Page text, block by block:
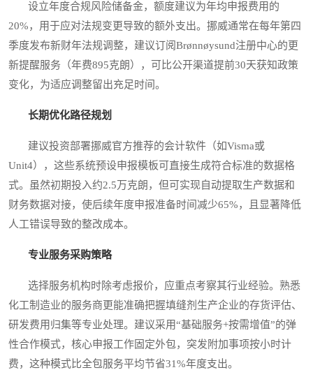
设立年度合规风险储备金，额度建议为年均申报费用的
20%，用于应对法规变更导致的额外支出。挪威通常在每年第四
季度发布新财年法规调整，建议订阅Brønnøysund注册中心的更
新提醒服务（年费895克朗），可比公开渠道提前30天获知政策
变化，为适应调整留出充足时间。
长期优化路径规划
建议投资部署挪威官方推荐的会计软件（如Visma或
Unit4），这些系统预设申报模板可直接生成符合标准的数据格
式。虽然初期投入约2.5万克朗，但可实现自动提取生产数据和
财务数据对接，使后续年度申报准备时间减少65%，且显著降低
人工错误导致的整改成本。
专业服务采购策略
选择服务机构时除考虑报价，应重点考察其行业经验。熟悉
化工制造业的服务商更能准确把握填缝剂生产企业的存货评估、
研发费用归集等专业处理。建议采用“基础服务+按需增值”的弹
性合作模式，核心申报工作固定外包，突发附加事项按小时计
费，这种模式比全包服务平均节省31%年度支出。